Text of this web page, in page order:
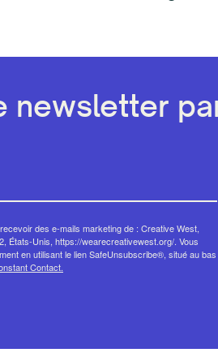
newsletter
des e-mails marketing de : Creative West,
États-Unis, https://wearecreativewest.org/. Vous
en utilisant le lien SafeUnsubscribe®, situé au bas
Contact.